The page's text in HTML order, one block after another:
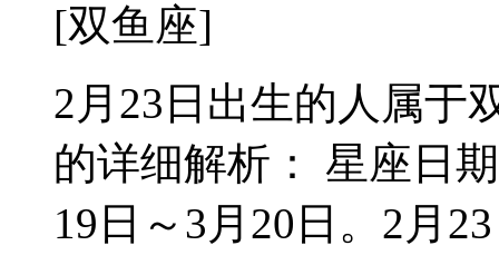
[双鱼座]
2月23日出生的人属于
的详细解析： 星座日
19日～3月20日。2月